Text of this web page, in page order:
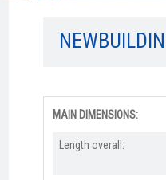
MAIN DIMENSIONS:
Length overall:​